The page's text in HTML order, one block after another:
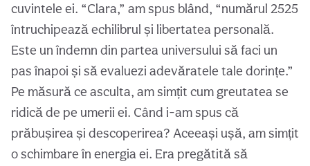
cuvintele ei. “Clara,” am spus blând, “numărul 2525
întruchipează echilibrul și libertatea personală.
Este un îndemn din partea universului să faci un
pas înapoi și să evaluezi adevăratele tale dorințe.”
Pe măsură ce asculta, am simțit cum greutatea se
ridică de pe umerii ei. Când i-am spus că
prăbușirea și descoperirea? Aceeași ușă, am simțit
o schimbare în energia ei. Era pregătită să